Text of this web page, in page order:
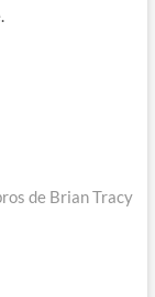
de Brian Tracy